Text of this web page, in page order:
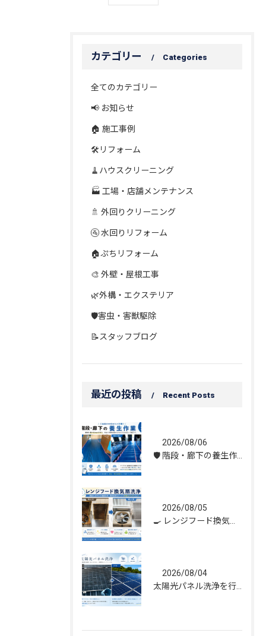
カテゴリー Categories
全てのカテゴリー
📢 お知らせ
🏠 施工事例
🛠️リフォーム
🧹ハウスクリーニング
🏭 工場・店舗メンテナンス
🚿 外回りクリーニング
🚰 水回りリフォーム
🏠ぷちリフォーム
🎨 外壁・屋根工事
🌿外構・エクステリア
🛡️害虫・害獣駆除
📝スタッフブログ
最近の投稿 Recent Posts
2026/08/06
2026/08/05
2026/08/04